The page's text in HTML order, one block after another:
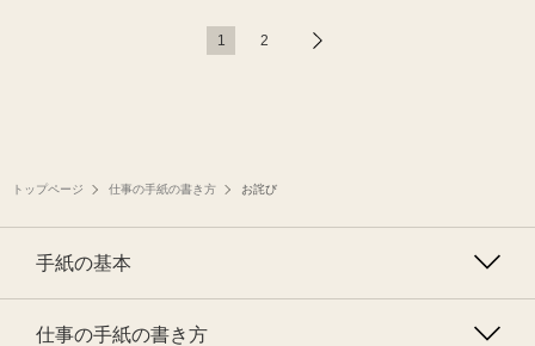
1 2
トップページ 仕事の手紙の書き方 お詫び
手紙の基本
仕事の手紙の書き方